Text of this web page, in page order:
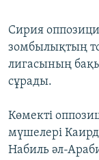
Сирия
зомбылықтың
лигасының
сұрады.
Көмекті
мүшелері
Набиль әл-